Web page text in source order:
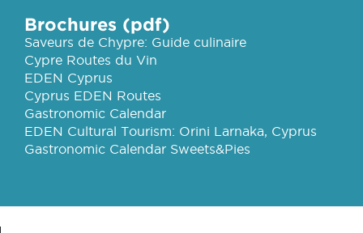
Brochures (pdf)
Saveurs de Chypre: Guide culinaire
Cypre Routes du Vin
EDEN Cyprus
Cyprus EDEN Routes
Gastronomic Calendar
EDEN Cultural Tourism: Orini Larnaka, Cyprus
Gastronomic Calendar Sweets&Pies